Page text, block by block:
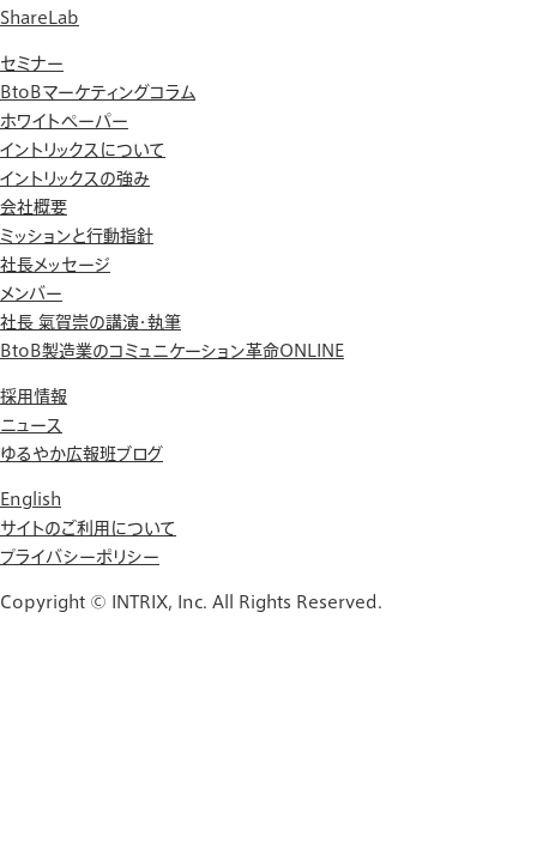
ShareLab
セミナー
BtoBマーケティングコラム
ホワイトペーパー
イントリックスについて
イントリックスの強み
会社概要
ミッションと行動指針
社長メッセージ
メンバー
社長 氣賀崇の講演・執筆
BtoB製造業のコミュニケーション革命ONLINE
採用情報
ニュース
ゆるやか広報班ブログ
English
サイトのご利用について
プライバシーポリシー
Copyright © INTRIX, Inc. All Rights Reserved.